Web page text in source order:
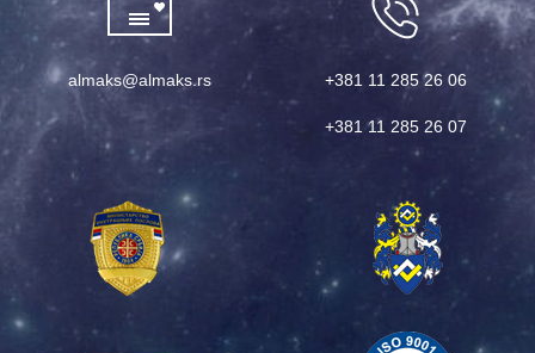
almaks@almaks.rs +381 11 285 26 06
+381 11 285 26 07